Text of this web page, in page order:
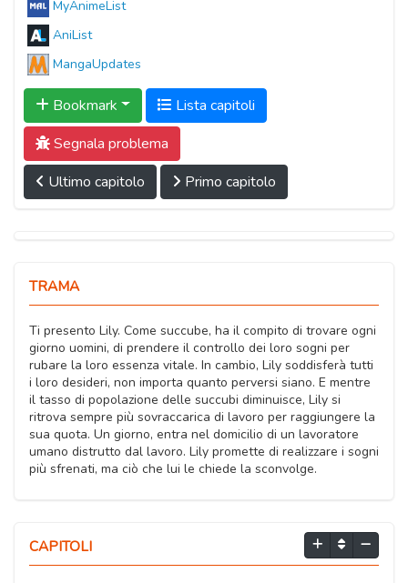
MyAnimeList
AniList
MangaUpdates
Bookmark
Lista capitoli
Segnala problema
Ultimo capitolo
Primo capitolo
TRAMA
Ti presento Lily. Come succube, ha il compito di trovare ogni
giorno uomini, di prendere il controllo dei loro sogni per
rubare la loro essenza vitale. In cambio, Lily soddisferà tutti
i loro desideri, non importa quanto perversi siano. E mentre
il tasso di popolazione delle succubi diminuisce, Lily si
ritrova sempre più sovraccarica di lavoro per raggiungere la
sua quota. Un giorno, entra nel domicilio di un lavoratore
umano distrutto dal lavoro. Lily promette di realizzare i sogni
più sfrenati, ma ciò che lui le chiede la sconvolge.
CAPITOLI